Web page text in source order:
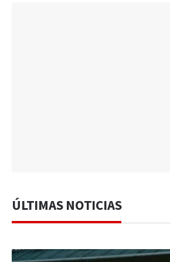
ÚLTIMAS NOTICIAS